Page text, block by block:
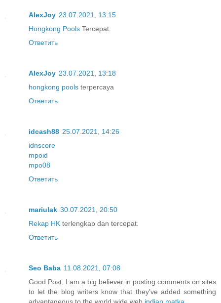
AlexJoy 23.07.2021, 13:15
Hongkong Pools Tercepat.
Ответить
AlexJoy 23.07.2021, 13:18
hongkong pools terpercaya
Ответить
idcash88 25.07.2021, 14:26
idnscore
mpoid
mpo08
Ответить
mariulak 30.07.2021, 20:50
Rekap HK terlengkap dan tercepat.
Ответить
Seo Baba 11.08.2021, 07:08
Good Post, I am a big believer in posting comments on sites
to let the blog writers know that they’ve added something